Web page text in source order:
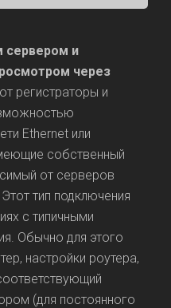
сервером и
через
регистраторы и
Ethernet или
собственный
от серверов
тип подключения
с типичными
Обычно для этого
настройки роутера,
(для постоянного